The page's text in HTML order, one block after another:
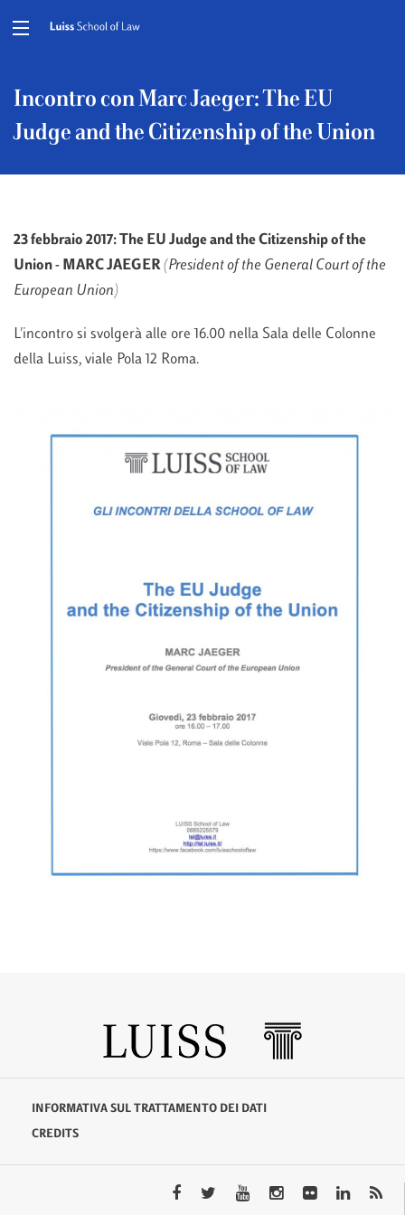
Incontro con Marc Jaeger: The EU
Judge and the Citizenship of the Union
23 febbraio 2017: The EU Judgeand the Citizenship of the
Union - MARC JAEGER(President of the General Court of the
European Union)
L'incontro si svolgerà alle ore 16.00 nella Sala delle Colonne
della Luiss, viale Pola 12 Roma.
INFORMATIVA SUL TRATTAMENTO DEI DATI
CREDITS